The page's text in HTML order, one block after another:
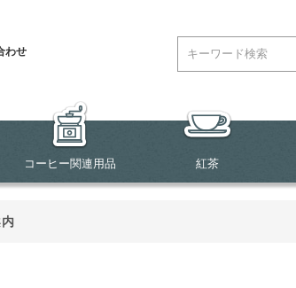
わせ
コーヒー関連用品 紅茶